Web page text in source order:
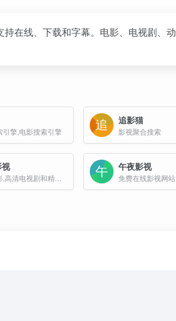
在线、下载和字幕。电影、电视剧、
引擎,电影搜索引擎
追影猫
影视聚合搜索
热门电影,高清电视剧和精彩短剧在线观看
午夜影视